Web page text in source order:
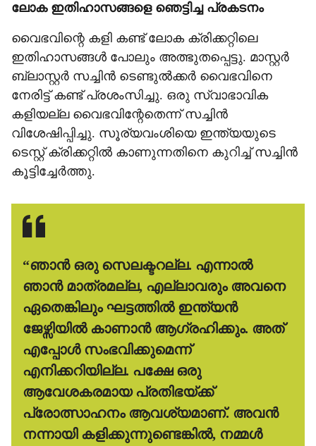
ലോക ഇതിഹാസങ്ങളെ ഞെട്ടിച്ച പ്രകടനം
വൈഭവിന്റെ കളി കണ്ട് ലോക ക്രിക്കറ്റിലെ
ഇതിഹാസങ്ങൾ പോലും അത്ഭുതപ്പെട്ടു. മാസ്റ്റർ
ബ്ലാസ്റ്റർ സച്ചിൻ ടെണ്ടുൽക്കർ വൈഭവിനെ
നേരിട്ട് കണ്ട് പ്രശംസിച്ചു. ഒരു സ്വാഭാവിക
കളിയല്ല വൈഭവിന്റേതെന്ന് സച്ചിൻ
വിശേഷിപ്പിച്ചു. സൂര്യവംശിയെ ഇന്ത്യയുടെ
ടെസ്റ്റ് ക്രിക്കറ്റിൽ കാണുന്നതിനെ കുറിച്ച് സച്ചിൻ
കൂട്ടിച്ചേർത്തു.
​“ഞാൻ ഒരു സെലക്ടറല്ല. എന്നാൽ
ഞാൻ മാത്രമല്ല, എല്ലാവരും അവനെ
ഏതെങ്കിലും ഘട്ടത്തിൽ ഇന്ത്യൻ
ജേഴ്സിയിൽ കാണാൻ ആഗ്രഹിക്കും. അത്
എപ്പോൾ സംഭവിക്കുമെന്ന്
എനിക്കറിയില്ല. പക്ഷേ ഒരു
ആവേശകരമായ പ്രതിഭയ്ക്ക്
പ്രോത്സാഹനം ആവശ്യമാണ്. അവൻ
നന്നായി കളിക്കുന്നുണ്ടെങ്കിൽ, നമ്മൾ